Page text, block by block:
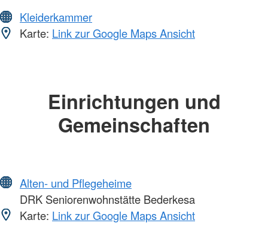
Kleiderkammer
Karte: Link zur Google Maps Ansicht
Einrichtungen und
Gemeinschaften
Alten- und Pflegeheime
DRK Seniorenwohnstätte Bederkesa
Karte: Link zur Google Maps Ansicht